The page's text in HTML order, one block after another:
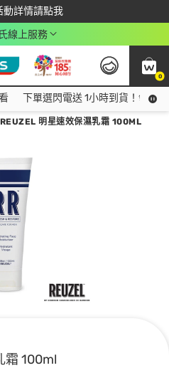
動詳情請點我
最高回饋$350
線上服務
0
下單選閃電送 1小時到貨！領神
REUZEL 明星速效保濕乳霜 100ML
霜 100ml